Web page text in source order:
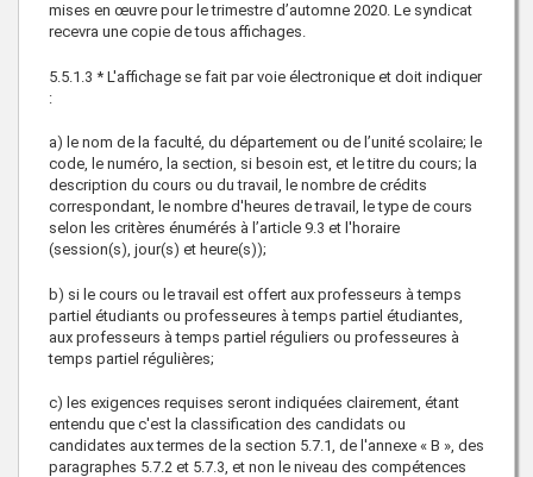
mises en œuvre pour le trimestre d’automne 2020. Le syndicat
recevra une copie de tous affichages.
5.5.1.3 * L'affichage se fait par voie électronique et doit indiquer
:
a) le nom de la faculté, du département ou de l’unité scolaire; le
code, le numéro, la section, si besoin est, et le titre du cours; la
description du cours ou du travail, le nombre de crédits
correspondant, le nombre d'heures de travail, le type de cours
selon les critères énumérés à l’article 9.3 et l'horaire
(session(s), jour(s) et heure(s));
b) si le cours ou le travail est offert aux professeurs à temps
partiel étudiants ou professeures à temps partiel étudiantes,
aux professeurs à temps partiel réguliers ou professeures à
temps partiel régulières;
c) les exigences requises seront indiquées clairement, étant
entendu que c'est la classification des candidats ou
candidates aux termes de la section 5.7.1, de l'annexe « B », des
paragraphes 5.7.2 et 5.7.3, et non le niveau des compétences